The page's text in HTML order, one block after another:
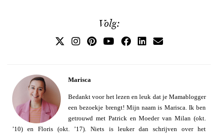
Volg:
Marisca
Bedankt voor het lezen en leuk dat je Mamablogger
een bezoekje brengt! Mijn naam is Marisca. Ik ben
getrouwd met Patrick en Moeder van Milan (okt.
’10) en Floris (okt. ’17). Niets is leuker dan schrijven over het